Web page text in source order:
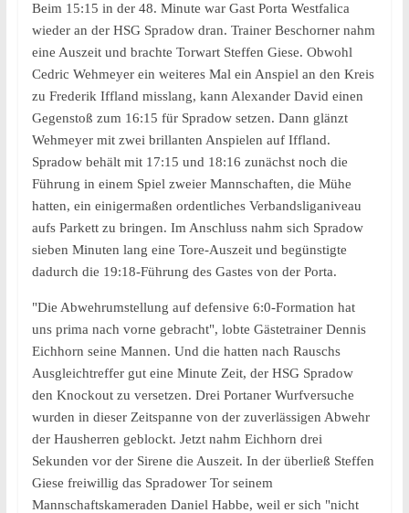
Beim 15:15 in der 48. Minute war Gast Porta Westfalica
wieder an der HSG Spradow dran. Trainer Beschorner nahm
eine Auszeit und brachte Torwart Steffen Giese. Obwohl
Cedric Wehmeyer ein weiteres Mal ein Anspiel an den Kreis
zu Frederik Iffland misslang, kann Alexander David einen
Gegenstoß zum 16:15 für Spradow setzen. Dann glänzt
Wehmeyer mit zwei brillanten Anspielen auf Iffland.
Spradow behält mit 17:15 und 18:16 zunächst noch die
Führung in einem Spiel zweier Mannschaften, die Mühe
hatten, ein einigermaßen ordentliches Verbandsliganiveau
aufs Parkett zu bringen. Im Anschluss nahm sich Spradow
sieben Minuten lang eine Tore-Auszeit und begünstigte
dadurch die 19:18-Führung des Gastes von der Porta.
"Die Abwehrumstellung auf defensive 6:0-Formation hat
uns prima nach vorne gebracht", lobte Gästetrainer Dennis
Eichhorn seine Mannen. Und die hatten nach Rauschs
Ausgleichtreffer gut eine Minute Zeit, der HSG Spradow
den Knockout zu versetzen. Drei Portaner Wurfversuche
wurden in dieser Zeitspanne von der zuverlässigen Abwehr
der Hausherren geblockt. Jetzt nahm Eichhorn drei
Sekunden vor der Sirene die Auszeit. In der überließ Steffen
Giese freiwillig das Spradower Tor seinem
Mannschaftskameraden Daniel Habbe, weil er sich "nicht